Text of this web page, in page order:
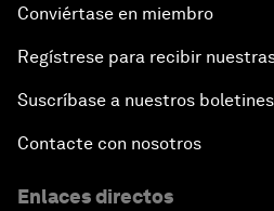
Conviértase en miembro
Regístrese para recibir
Suscríbase a nuestros boletines
Contacte con nosotros
Enlaces directos